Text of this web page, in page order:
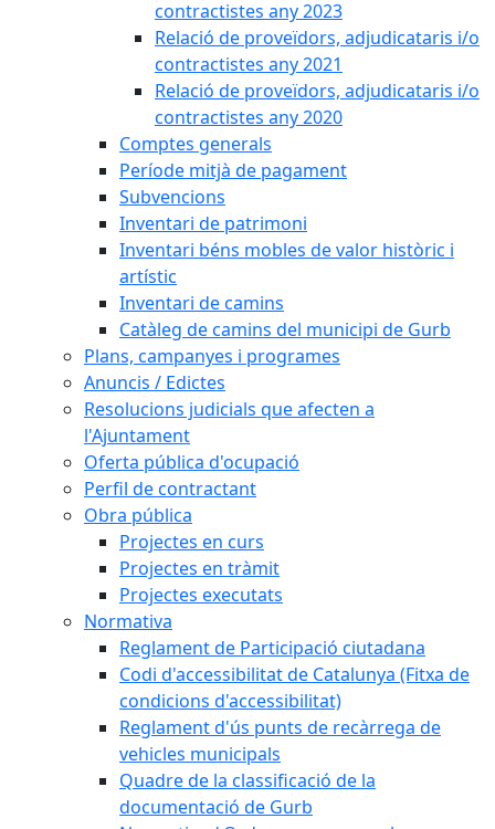
contractistes any 2023
Relació de proveïdors, adjudicataris i/o
contractistes any 2021
Relació de proveïdors, adjudicataris i/o
contractistes any 2020
Comptes generals
Període mitjà de pagament
Subvencions
Inventari de patrimoni
Inventari béns mobles de valor històric i
artístic
Inventari de camins
Catàleg de camins del municipi de Gurb
Plans, campanyes i programes
Anuncis / Edictes
Resolucions judicials que afecten a
l'Ajuntament
Oferta pública d'ocupació
Perfil de contractant
Obra pública
Projectes en curs
Projectes en tràmit
Projectes executats
Normativa
Reglament de Participació ciutadana
Codi d'accessibilitat de Catalunya (Fitxa de
condicions d'accessibilitat)
Reglament d'ús punts de recàrrega de
vehicles municipals
Quadre de la classificació de la
documentació de Gurb